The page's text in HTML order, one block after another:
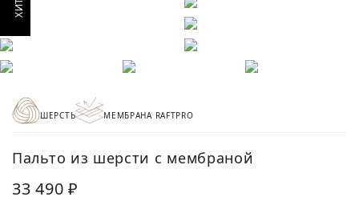
ШЕРСТЬ МЕМБРАНА RAFTPRO
Пальто из шерсти с мембраной
33 490 ₽